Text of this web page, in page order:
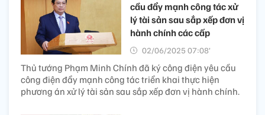
cầu đẩy mạnh công tác xử
lý tài sản sau sắp xếp đơn vị
hành chính các cấp
02/06/2025 07:08’
Thủ tướng Phạm Minh Chính đã ký công điện yêu cầu
công điện đẩy mạnh công tác triển khai thực hiện
phương án xử lý tài sản sau sắp xếp đơn vị hành chính.